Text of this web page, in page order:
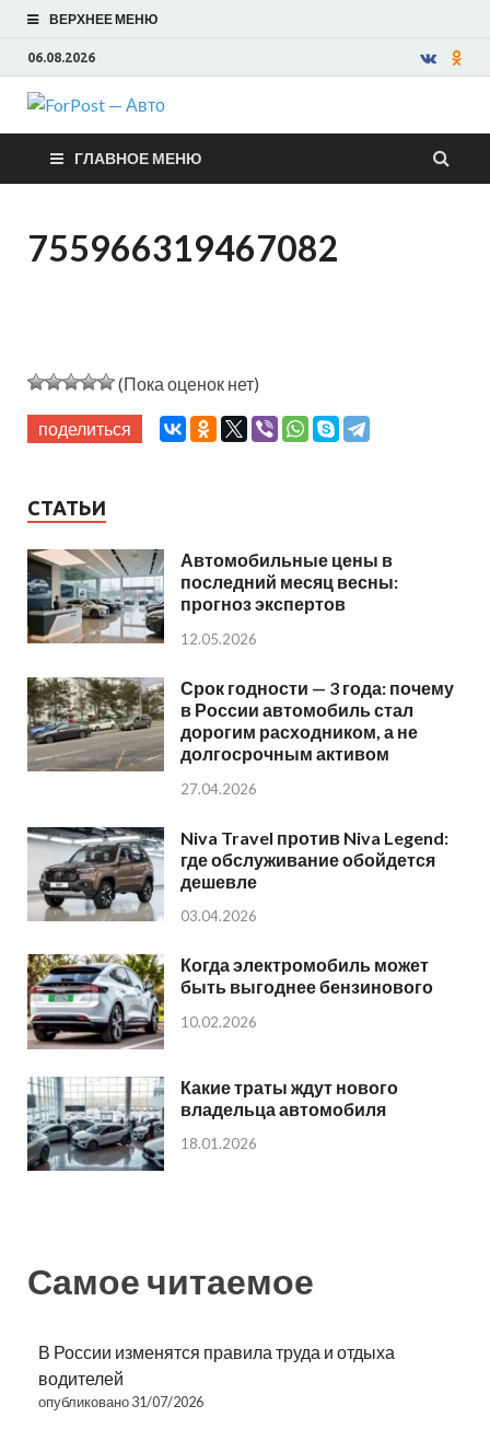
ВЕРХНЕЕ МЕНЮ
06.08.2026
ForPost —
Авто
ГЛАВНОЕ МЕНЮ
755966319467082
(Пока оценок нет)
поделиться
СТАТЬИ
Автомобильные цены в
последний месяц весны:
прогноз экспертов
12.05.2026
Срок годности — 3 года: почему
в России автомобиль стал
дорогим расходником, а не
долгосрочным активом
27.04.2026
Niva Travel против Niva Legend:
где обслуживание обойдется
дешевле
03.04.2026
Когда электромобиль может
быть выгоднее бензинового
10.02.2026
Какие траты ждут нового
владельца автомобиля
18.01.2026
Самое читаемое
В России изменятся правила труда и отдыха
водителей
опубликовано 31/07/2026